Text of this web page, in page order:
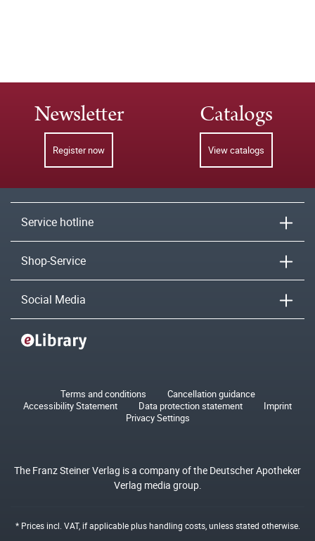
Newsletter
Register now
Catalogs
View catalogs
Service hotline
Shop-Service
Social Media
Terms and conditions
Cancellation guidance
Accessibility Statement
Data protection statement
Imprint
Privacy Settings
The Franz Steiner Verlag is a company of the Deutscher Apotheker
Verlag media group.
* Prices incl. VAT, if applicable plushandling costs, unless stated otherwise.